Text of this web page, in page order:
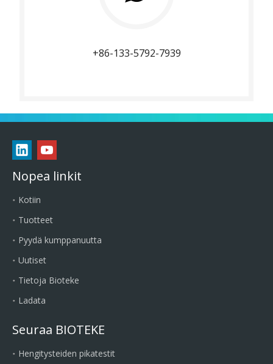
+86-133-5792-7939
Nopea linkit
Kotiin
Tuotteet
Pyydä kumppanuutta
Uutiset
Tietoja Bioteke
Ladata
Seuraa BIOTEKE
Hengitysteiden pikatestit